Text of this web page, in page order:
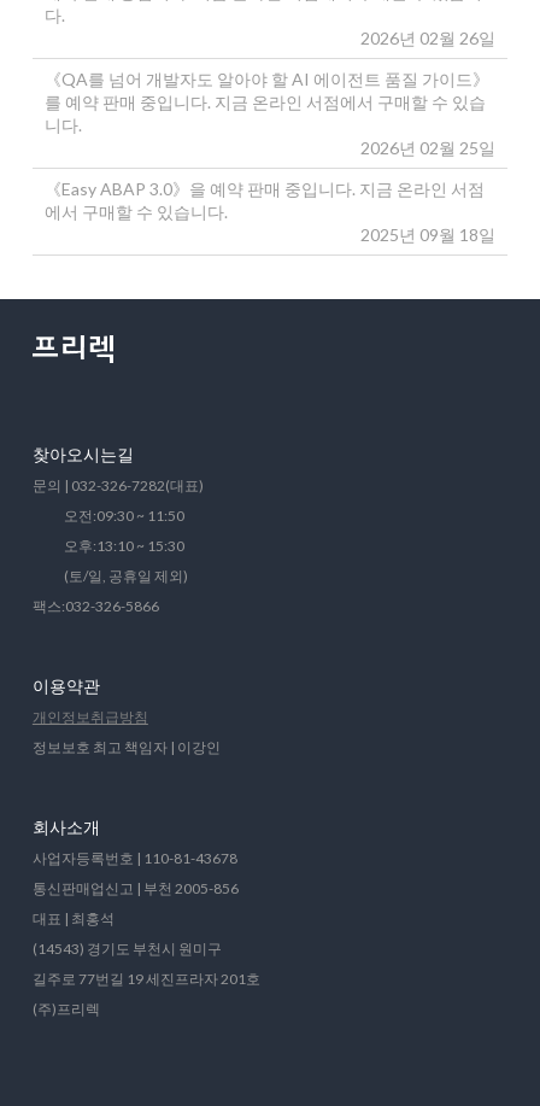
다.
2026년 02월 26일
《QA를 넘어 개발자도 알아야 할 AI 에이전트 품질 가이드》
를 예약 판매 중입니다. 지금 온라인 서점에서 구매할 수 있습
니다.
2026년 02월 25일
《Easy ABAP 3.0》을 예약 판매 중입니다. 지금 온라인 서점
에서 구매할 수 있습니다.
2025년 09월 18일
찾아오시는길
문의 | 032-326-7282(대표)
오전:09:30 ~ 11:50
오후:13:10 ~ 15:30
(토/일, 공휴일 제외)
팩스:032-326-5866
이용약관
개인정보취급방침
정보보호 최고 책임자 | 이강인
회사소개
사업자등록번호 | 110-81-43678
통신판매업신고 | 부천 2005-856
대표 | 최홍석
(14543) 경기도 부천시 원미구
길주로 77번길 19 세진프라자 201호
(주)프리렉